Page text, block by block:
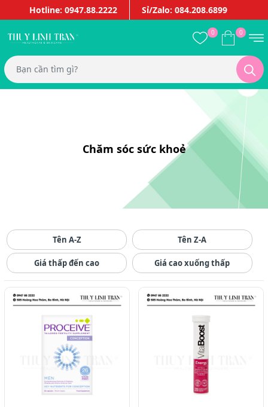
Hotline: 0947.88.2222 Sỉ/Zalo: 084.208.6899
0 0
Chăm sóc sức khoẻ
Tên A-Z Tên Z-A
Giá thấp đến cao Giá cao xuống thấp